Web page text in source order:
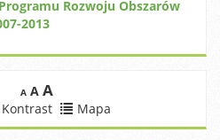
Rozwoju Obszarów
2013
A A A
Kontrast Mapa